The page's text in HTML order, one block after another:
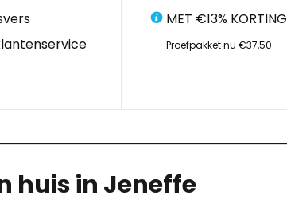
MET €13% KORTING
Proefpakket nu €37,50
huis in Jeneffe